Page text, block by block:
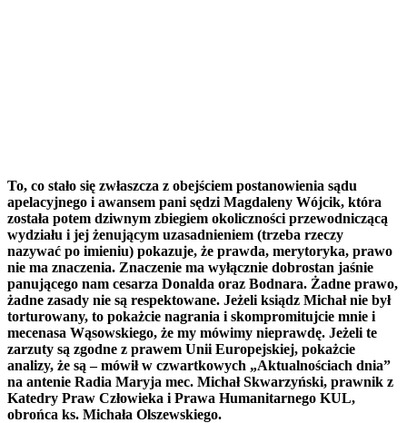
To, co stało się zwłaszcza z obejściem postanowienia sądu
apelacyjnego i awansem pani sędzi Magdaleny Wójcik, która
została potem dziwnym zbiegiem okoliczności przewodniczącą
wydziału i jej żenującym uzasadnieniem (trzeba rzeczy
nazywać po imieniu) pokazuje, że prawda, merytoryka, prawo
nie ma znaczenia. Znaczenie ma wyłącznie dobrostan jaśnie
panującego nam cesarza Donalda oraz Bodnara. Żadne prawo,
żadne zasady nie są respektowane. Jeżeli ksiądz Michał nie był
torturowany, to pokażcie nagrania i skompromitujcie mnie i
mecenasa Wąsowskiego, że my mówimy nieprawdę. Jeżeli te
zarzuty są zgodne z prawem Unii Europejskiej, pokażcie
analizy, że są – mówił w czwartkowych „Aktualnościach dnia”
na antenie Radia Maryja mec. Michał Skwarzyński, prawnik z
Katedry Praw Człowieka i Prawa Humanitarnego KUL,
obrońca ks. Michała Olszewskiego.